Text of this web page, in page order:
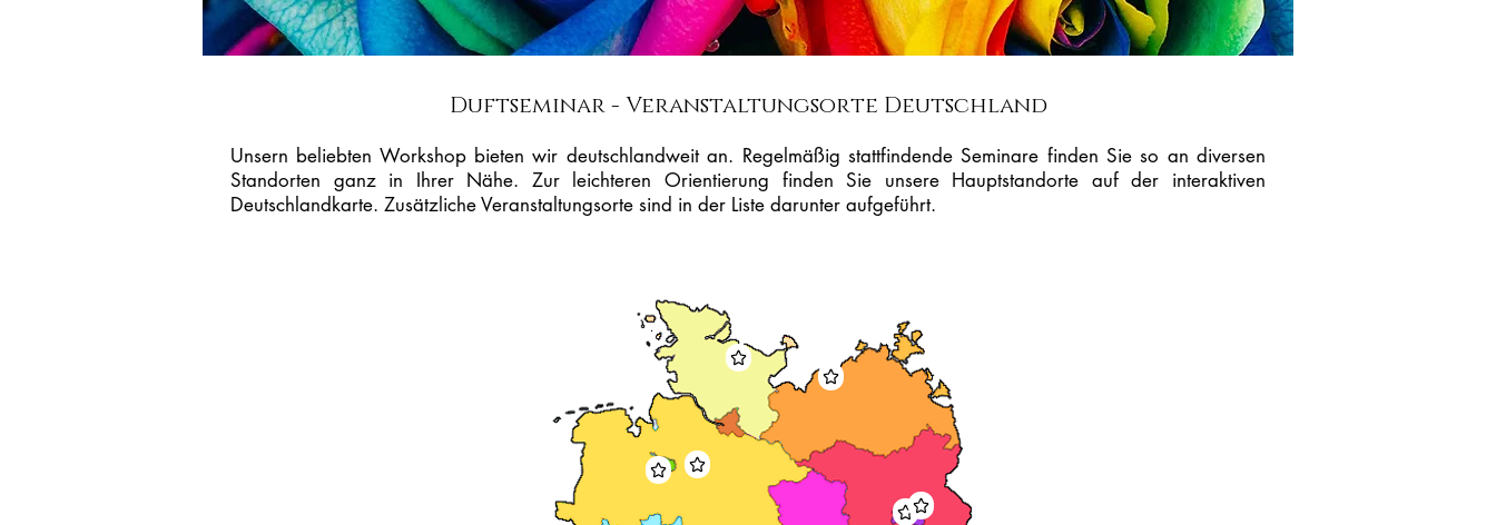
Duftseminar - Veranstaltungsorte Deutschland
Unsern beliebten Workshop bieten wir deutschlandweit an. Regelmäßig stattfindende Seminare finden Sie so an diversen
Standorten ganz in Ihrer Nähe. Zur leichteren Orientierung finden Sie unsere Hauptstandorte auf der interaktiven
Deutschlandkarte. Zusätzliche Veranstaltungsorte sind in der Liste darunter aufgeführt.